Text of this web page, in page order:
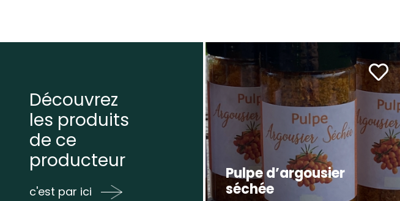
Découvrez
les produits
de ce
producteur
c'est par ici
Pulpe d’argousier
séchée